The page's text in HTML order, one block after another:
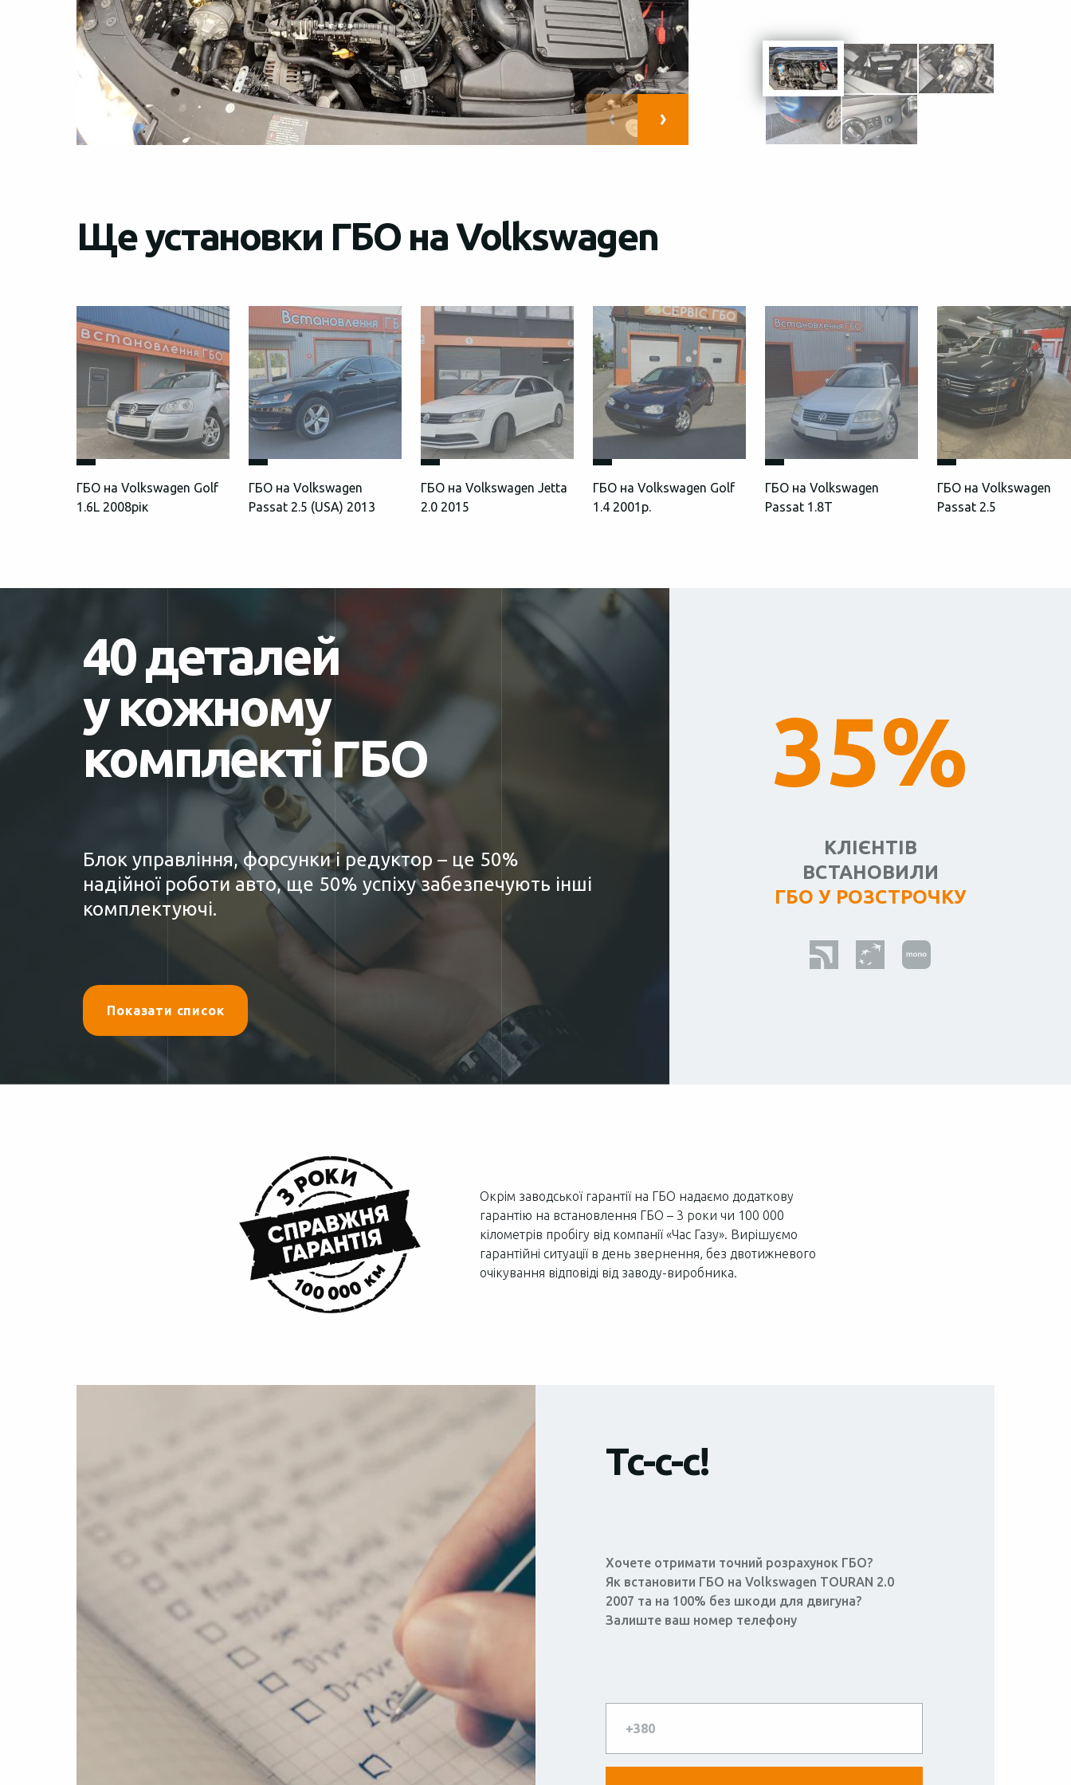
Ще установки ГБО на Volkswagen
ГБО на Volkswagen Golf
1.6L 2008рік
ГБО на Volkswagen
Passat 2.5 (USA) 2013
ГБО на Volkswagen Jetta
2.0 2015
ГБО на Volkswagen Golf
1.4 2001р.
ГБО на Volkswagen
Passat 1.8T
ГБО на Volkswagen
Passat 2.5
40 деталей
у кожному
комплекті ГБО
Блок управління, форсунки і редуктор – це 50%
надійної роботи авто, ще 50% успіху забезпечують інші
комплектуючі.
Показати список
35%
КЛІЄНТІВ
ВСТАНОВИЛИ
ГБО У РОЗСТРОЧКУ
Окрім заводської гарантії на ГБО надаємо додаткову
гарантію на встановлення ГБО – 3 роки чи 100 000
кілометрів пробігу від компанії «Час Газу». Вирішуємо
гарантійні ситуації в день звернення, без двотижневого
очікування відповіді від заводу-виробника.
Тс-с-с!
Хочете отримати точний розрахунок ГБО?
Як встановити ГБО на Volkswagen TOURAN 2.0
2007 та на 100% без шкоди для двигуна?
Залиште ваш номер телефону